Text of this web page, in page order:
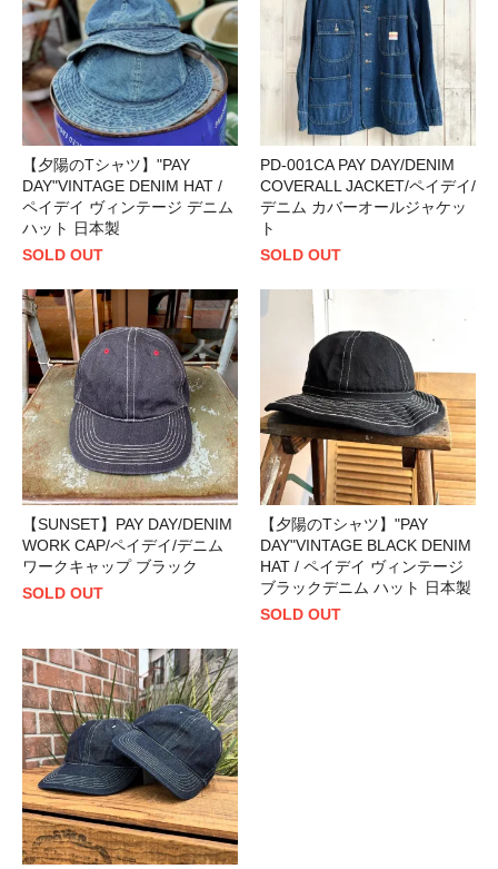
【夕陽のTシャツ】"PAY
DAY"VINTAGE DENIM HAT /
ペイデイ ヴィンテージ デニム
ハット 日本製
SOLD OUT
PD-001CA PAY DAY/DENIM
COVERALL JACKET/ペイデイ/
デニム カバーオールジャケッ
ト
SOLD OUT
【SUNSET】PAY DAY/DENIM
WORK CAP/ペイデイ/デニム
ワークキャップ ブラック
SOLD OUT
【夕陽のTシャツ】"PAY
DAY"VINTAGE BLACK DENIM
HAT / ペイデイ ヴィンテージ
ブラックデニム ハット 日本製
SOLD OUT